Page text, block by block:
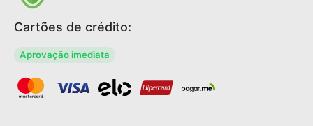
Cartões de crédito:
Aprovação imediata